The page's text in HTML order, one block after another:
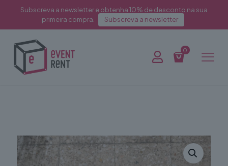
Subscreva a newsletter e obtenha 10% de desconto na sua
primeira compra.
Subscreva a newsletter
0